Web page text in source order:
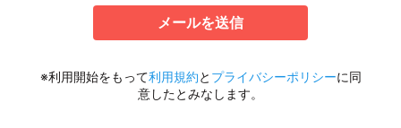
メールを送信
※利用開始をもって利用規約と プライバシーポリシーに同
意したとみなします。